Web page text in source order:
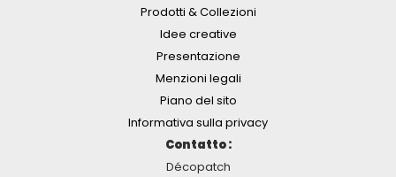
Prodotti & Collezioni
Idee creative
Presentazione
Menzioni legali
Piano del sito
Informativa sulla privacy
Contatto :
Décopatch